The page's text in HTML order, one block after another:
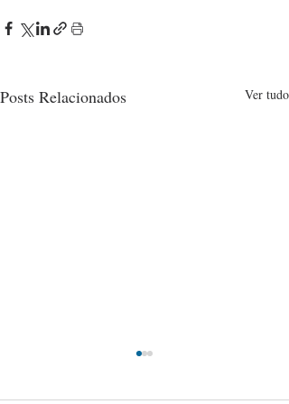
Posts Relacionados Ver tudo